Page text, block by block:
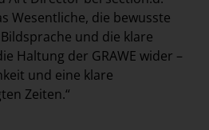
Wesentliche, die bewusste
und die klare
Haltung der GRAWE wider –
und eine klare
Zeiten.“